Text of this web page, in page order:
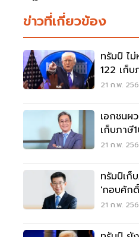
ข่าวที่เกี่ยวข้อง
ทรัมป์ ไ
122 เก็
แพ้คดีศ
21 ก.พ.
เอกชนผ
เก็บภาษี
21 ก.พ.
ทรัมป์เก็
'กอบศัก
ที่ 2 ที่ยัง
21 ก.พ.